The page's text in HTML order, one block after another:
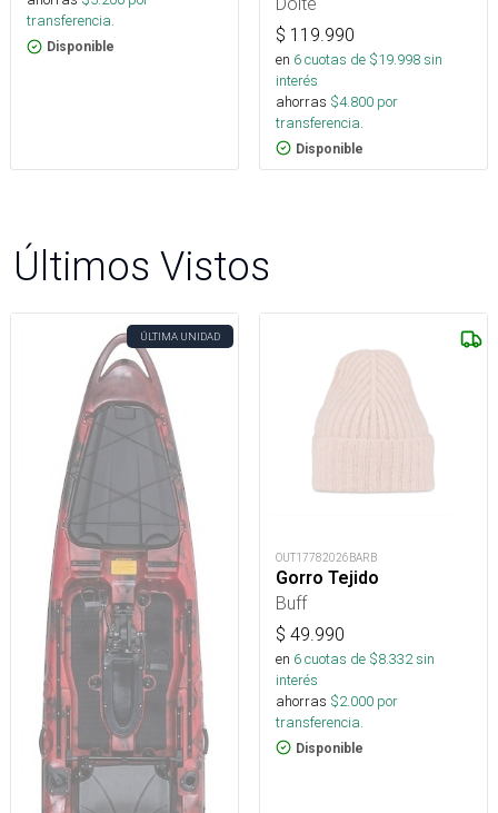
transferencia.
Disponible
$ 119.990
en 6cuotas de $19.998sin
interés
ahorras $4.800 por
transferencia.
Disponible
Últimos Vistos
ÚLTIMA UNIDAD
OUT17782026BARB
Gorro Tejido
Buff
$ 49.990
en 6cuotas de $8.332sin
interés
ahorras $2.000 por
transferencia.
Disponible